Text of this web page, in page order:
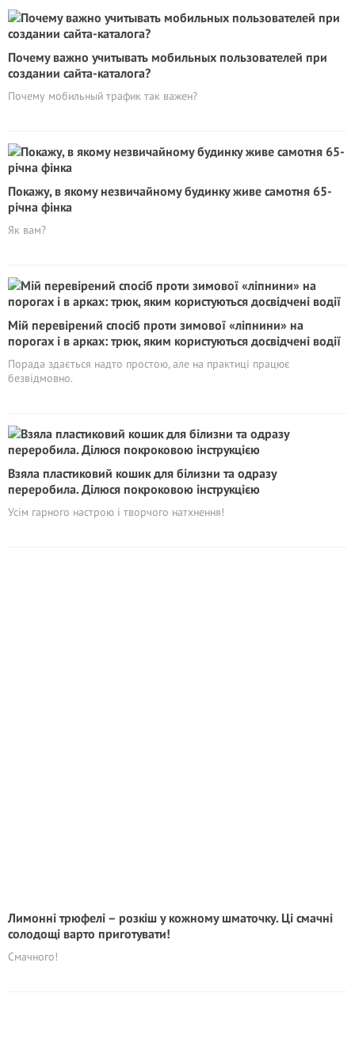
Почему важно учитывать мобильных пользователей при
создании сайта-каталога?
Почему мобильный трафик так важен?
Покажу, в якому незвичайному будинку живе самотня 65-
річна фінка
Як вам?
Мій перевірений спосіб проти зимової «ліпнини» на
порогах і в арках: трюк, яким користуються досвідчені водії
Порада здається надто простою, але на практиці працює
безвідмовно.
Взяла пластиковий кошик для білизни та одразу
переробила. Ділюся покроковою інструкцією
Усім гарного настрою і творчого натхнення!
Лимонні трюфелі – розкіш у кожному шматочку. Ці смачні
cолодощі варто приготувати!
Смачного!